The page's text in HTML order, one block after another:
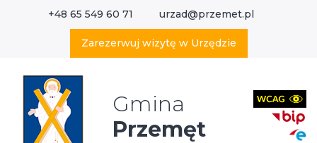
+48 65 549 60 71 urzad@przemet.pl
Zarezerwuj wizytę w Urzędzie
Gmina
Przemęt
Wyszukaj w serwisie